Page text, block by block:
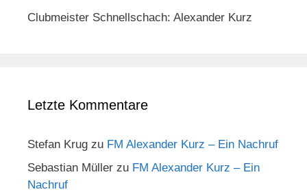
Clubmeister Schnellschach: Alexander Kurz
Letzte Kommentare
Stefan Krug zu FM Alexander Kurz – Ein Nachruf
Sebastian Müller zu FM Alexander Kurz – Ein
Nachruf